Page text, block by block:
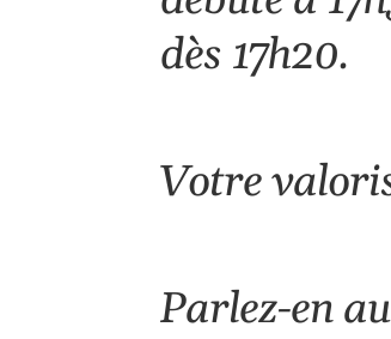
dès 17h20.
Votre
Parlez-en